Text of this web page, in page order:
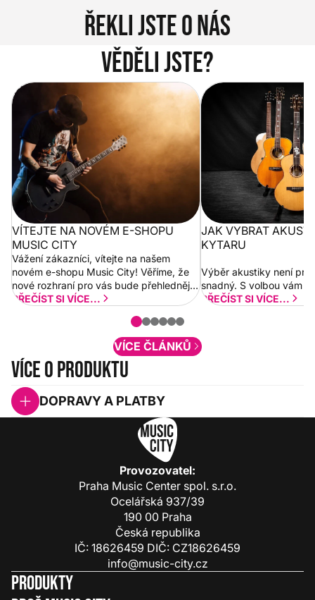
Řekli jste o nás
Věděli jste?
Vítejte na novém e-shopu Music
City
VÍTEJTE NA NOVÉM E-SHOPU
MUSIC CITY
Vážení zákazníci, vítejte na našem
novém e-shopu Music City! Věříme, že
nové rozhraní pro vás bude přehlednější
a rychlejší. Postupně budeme přidávat
PŘEČÍST SI VÍCE...
Jak vybrat
JAK VYBRAT
KYTARU
Výběr akustiky není pro
snadný. S volbou vám
PŘEČÍST SI VÍCE...
VÍCE ČLÁNKŮ
Více o produktu
DOPRAVY A PLATBY
Provozovatel:
Praha Music Center spol. s.r.o.
Ocelářská 937/39
190 00 Praha
Česká republika
IČ: 18626459 DIČ: CZ18626459
info@music-city.cz
Produkty